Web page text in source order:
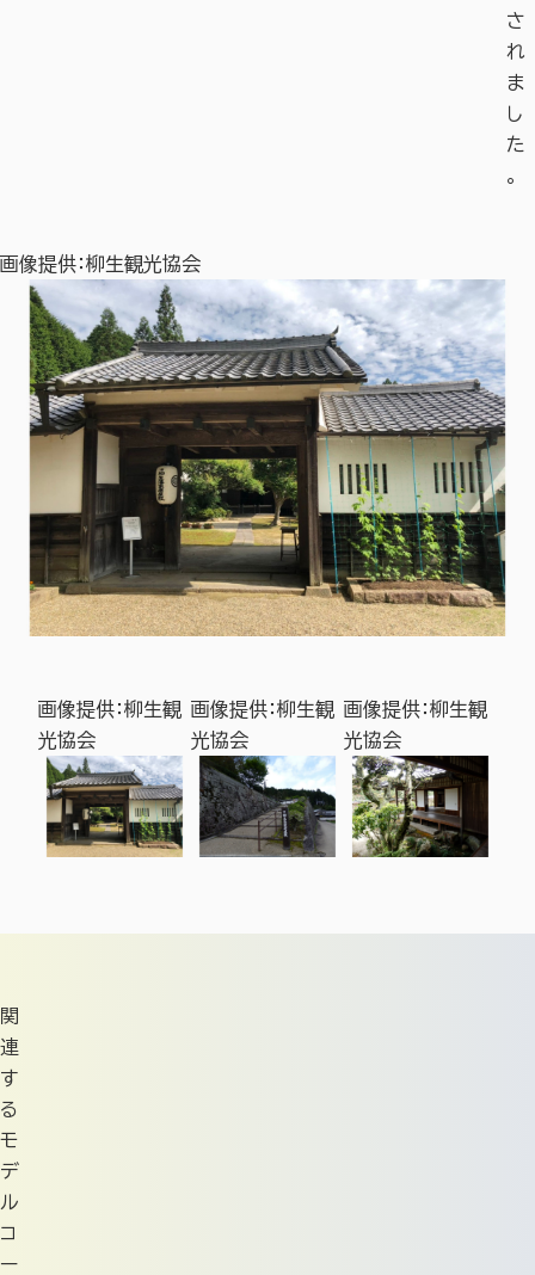
画像提供：柳生観光協会
画像提供：柳生観
光協会
画像提供：柳生観
光協会
画像提供：柳生観
光協会
さ
れ
ま
し
た
。
関
連
す
る
モ
デ
ル
コ
ー